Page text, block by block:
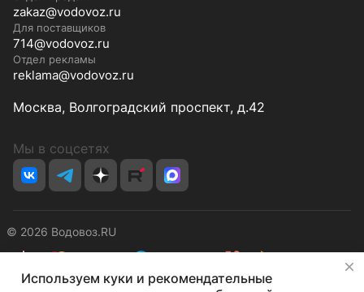
zakaz@vodovoz.ru
Для поставщиков
714@vodovoz.ru
Отдел рекламы
reklama@vodovoz.ru
Москва, Волгоградский проспект, д.42
Мы в соцсетях
© 2026 Водовоз.RU
КонфиденциальностьОферта
Используем куки и рекомендательные